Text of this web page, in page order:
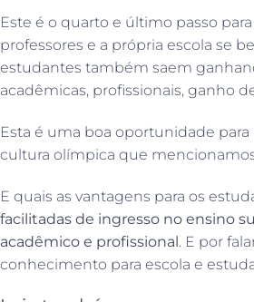
Este é o quarto e último passo
professores e a própria escola se
estudantes também saem
acadêmicas, profissionais, ganho
Esta é uma boa oportunidade
cultura olímpica que
E quais as vantagens para os
facilitadas de ingresso no ensino
acadêmico e profissional. E por
conhecimento para escola e